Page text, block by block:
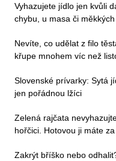
Vyhazujete jídlo jen kvůli
chybu, u masa či
Nevíte, co udělat z filo
křupe mnohem víc než
Slovenské prívarky: Sytá
jen pořádnou lžíci
Zelená rajčata
hořčici. Hotovou ji máte
Zakrýt bříško nebo